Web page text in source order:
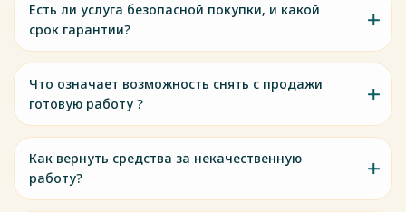
Есть ли услуга безопасной покупки, и какой
срок гарантии?
Что означает возможность снять с продажи
готовую работу ?
Как вернуть средства за некачественную
работу?